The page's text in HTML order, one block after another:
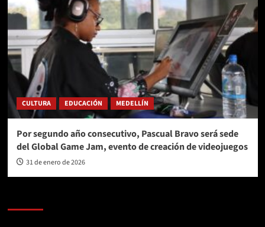
CULTURA EDUCACIÓN MEDELLÍN
Por segundo año consecutivo, Pascual Bravo será sede
del Global Game Jam, evento de creación de videojuegos
31 de enero de 2026